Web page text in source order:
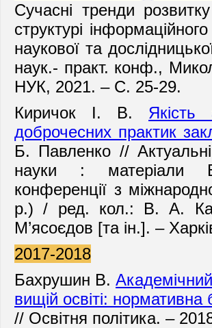
Сучасні тренди
структурі
наукової та
наук.- практ. конф.,
НУК, 2021. – С. 25-29.
Киричок І. В. Якість
доброчесних практик
Б. Павленко //
науки : матеріали
конференції з
р.) / ред. кол.: В. А.
М’ясоєдов [та ін.]. –
2017-2018
Бахрушин В. Академічний
вищій освіті: нормативна
// Освітня політика. –